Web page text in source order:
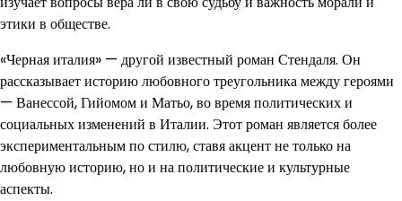
этики в обществе.
«Черная италия» — другой известный роман Стендаля. Он
рассказывает историю любовного треугольника между героями
— Ванессой, Гийомом и Матьо, во время политических и
социальных изменений в Италии. Этот роман является более
экспериментальным по стилю, ставя акцент не только на
любовную историю, но и на политические и культурные
аспекты.